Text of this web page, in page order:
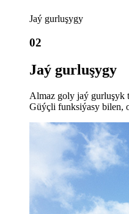
Jaý gurluşygy
02
Jaý gurluşygy
Almaz goly jaý gurluşyk
Güýçli funksiýasy bilen,